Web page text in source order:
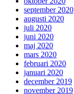
september 2020
augusti 2020
juli 2020
juni 2020
maj 2020
mars 2020
februari 2020
januari 2020
december 2019
november 2019